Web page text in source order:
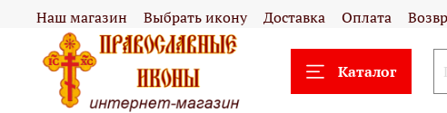
Наш магазин Выбрать икону Доставка Оплата
Каталог